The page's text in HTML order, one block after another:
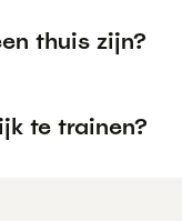
thuis zijn?
te trainen?